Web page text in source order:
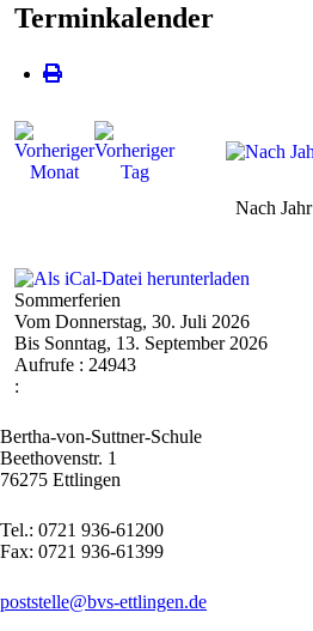
Terminkalender
Nach Jahr
Sommerferien
Vom Donnerstag, 30. Juli 2026
Bis Sonntag, 13. September 2026
Aufrufe : 24943
:
Bertha-von-Suttner-Schule
Beethovenstr. 1
76275 Ettlingen
Tel.: 0721 936-61200
Fax: 0721 936-61399
poststelle@bvs-ettlingen.de